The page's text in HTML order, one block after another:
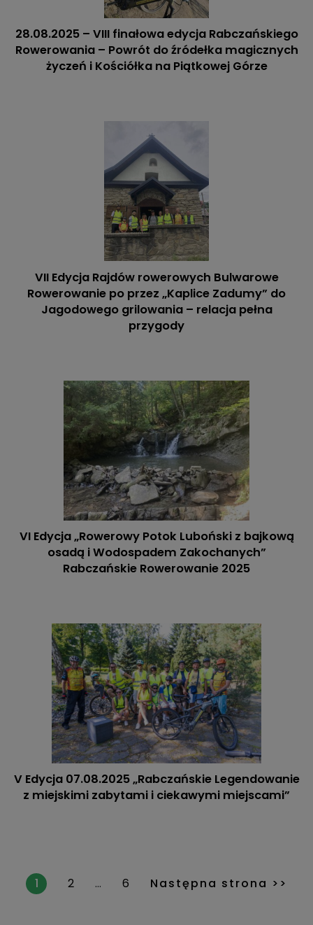
28.08.2025 – VIII finałowa edycja Rabczańskiego
Rowerowania – Powrót do źródełka magicznych
życzeń i Kościółka na Piątkowej Górze
VII Edycja Rajdów rowerowych Bulwarowe
Rowerowanie po przez „Kaplice Zadumy” do
Jagodowego grilowania – relacja pełna
przygody
VI Edycja „Rowerowy Potok Luboński z bajkową
osadą i Wodospadem Zakochanych”
Rabczańskie Rowerowanie 2025
V Edycja 07.08.2025 „Rabczańskie Legendowanie
z miejskimi zabytami i ciekawymi miejscami”
1 2 … 6 Następna strona >>